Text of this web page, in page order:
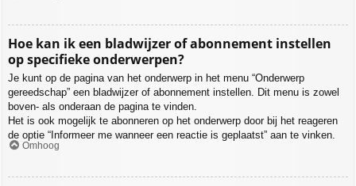
Hoe kan ik een bladwijzer of abonnement instellen
op specifieke onderwerpen?
Je kunt op de pagina van het onderwerp in het menu “Onderwerp
gereedschap” een bladwijzer of abonnement instellen. Dit menu is zowel
boven- als onderaan de pagina te vinden.
Het is ook mogelijk te abonneren op het onderwerp door bij het reageren
de optie “Informeer me wanneer een reactie is geplaatst” aan te vinken.
Omhoog